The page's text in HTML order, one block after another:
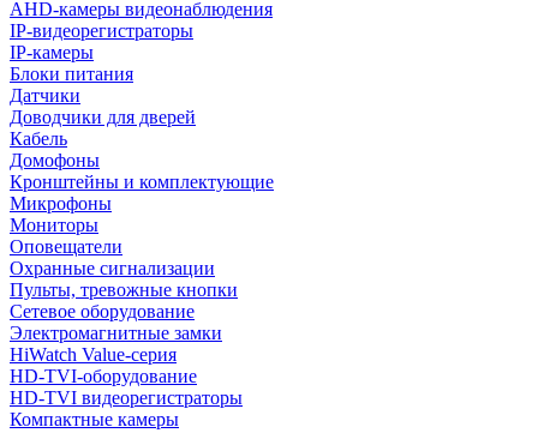
AHD-камеры видеонаблюдения
IP-видеорегистраторы
IP-камеры
Блоки питания
Датчики
Доводчики для дверей
Кабель
Домофоны
Кронштейны и комплектующие
Микрофоны
Мониторы
Оповещатели
Охранные сигнализации
Пульты, тревожные кнопки
Сетевое оборудование
Электромагнитные замки
HiWatch Value-серия
HD-TVI-оборудование
HD-TVI видеорегистраторы
Компактные камеры